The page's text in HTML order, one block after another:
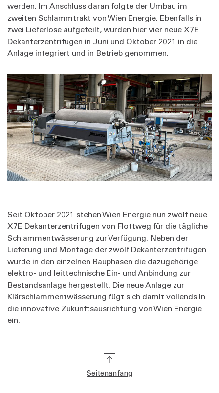
werden. Im Anschluss daran folgte der Umbau im
zweiten Schlammtrakt von Wien Energie. Ebenfalls in
zwei Lieferlose aufgeteilt, wurden hier vier neue X7E
Dekanterzentrifugen in Juni und Oktober 2021 in die
Anlage integriert und in Betrieb genommen.
Seit Oktober 2021 stehen Wien Energie nun zwölf neue
X7E Dekanterzentrifugen von Flottweg für die tägliche
Schlammentwässerung zur Verfügung. Neben der
Lieferung und Montage der zwölf Dekanterzentrifugen
wurde in den einzelnen Bauphasen die dazugehörige
elektro- und leittechnische Ein- und Anbindung zur
Bestandsanlage hergestellt. Die neue Anlage zur
Klärschlammentwässerung fügt sich damit vollends in
die innovative Zukunftsausrichtung von Wien Energie
ein.
Seitenanfang